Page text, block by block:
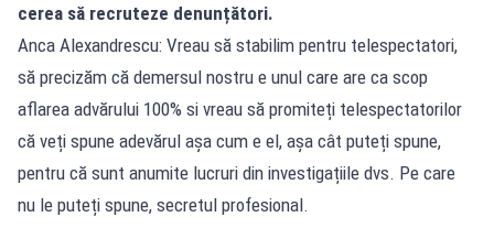
cerea să recruteze denunțători.
Anca Alexandrescu: Vreau să stabilim pentru telespectatori,
să precizăm că demersul nostru e unul care are ca scop
aflarea advărului 100% si vreau să promiteți telespectatorilor
că veți spune adevărul așa cum e el, așa cât puteți spune,
pentru că sunt anumite lucruri din investigațiile dvs. Pe care
nu le puteți spune, secretul profesional.